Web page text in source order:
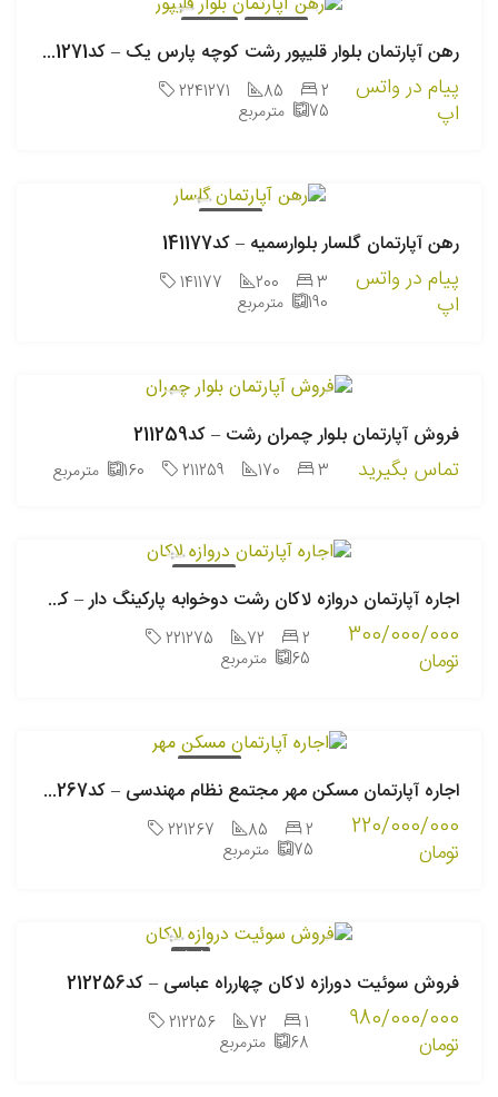
اجاره سالانه رهن کامل
رهن آپارتمان بلوار قلیپور رشت کوچه پارس یک – کد241271
پیام در واتس
اپ
2
85
2241271
75 مترمربع
اجاره سالانه
رهن آپارتمان گلسار بلوارسمیه – کد141177
پیام در واتس
اپ
3
200
141177
190 مترمربع
فروش آپارتمان بلوار چمران رشت – کد211259
تماس بگیرید 3
170
211259
160 مترمربع
اجاره سالانه
اجاره آپارتمان دروازه لاکان رشت دوخوابه پارکینگ دار – کد221275
300/000/000
تومان
2
72
221275
65 مترمربع
اجاره سالانه
اجاره آپارتمان مسکن مهر مجتمع نظام مهندسی – کد221267
220/000/000
تومان
2
85
221267
75 مترمربع
فروش
فروش سوئیت دورازه لاکان چهارراه عباسی – کد212256
980/000/000
تومان
1
72
212256
68 مترمربع